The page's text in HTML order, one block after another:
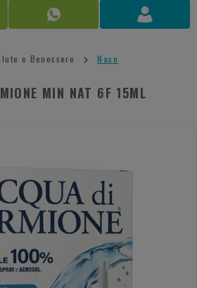
e Benessere Naso
MIN NAT 6F 15ML